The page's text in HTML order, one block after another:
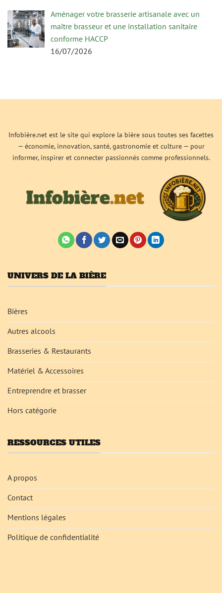
Aménager votre brasserie artisanale avec un
maître brasseur et une installation sanitaire
conforme HACCP
16/07/2026
Infobière.net est le site qui explore la bière sous toutes ses facettes
— économie, innovation, santé, gastronomie et culture — pour
informer, inspirer et connecter passionnés comme professionnels.
UNIVERS DE LA BIÈRE
Bières
Autres alcools
Brasseries & Restaurants
Matériel & Accessoires
Entreprendre et brasser
Hors catégorie
RESSOURCES UTILES
A propos
Contact
Mentions légales
Politique de confidentialité